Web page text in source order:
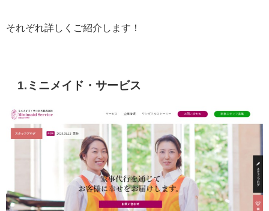
それぞれ詳しくご紹介します！
1.ミニメイド・サービス